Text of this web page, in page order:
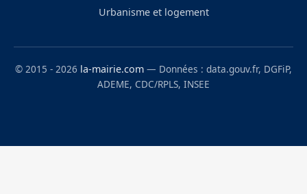
Urbanisme et logement
© 2015 - 2026 la-mairie.com — Données : data.gouv.fr, DGFiP,
ADEME, CDC/RPLS, INSEE